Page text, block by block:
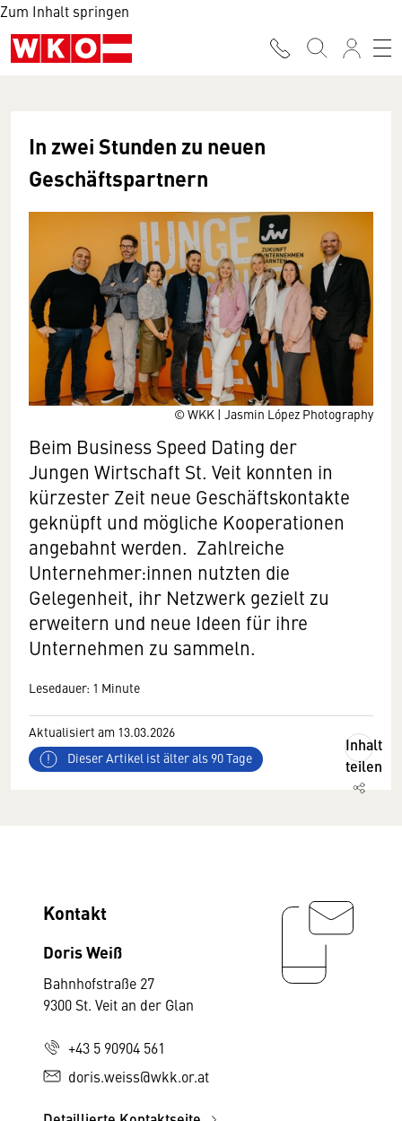
Zum Inhalt springen
© WKK | Jasmin López Photography
In zwei Stunden zu neuen
Geschäftspartnern
Beim Business Speed Dating der
Jungen Wirtschaft St. Veit konnten in
kürzester Zeit neue Geschäftskontakte
geknüpft und mögliche Kooperationen
angebahnt werden. Zahlreiche
Unternehmer:innen nutzten die
Gelegenheit, ihr Netzwerk gezielt zu
erweitern und neue Ideen für ihre
Unternehmen zu sammeln.
Lesedauer: 1 Minute
Aktualisiert am 13.03.2026
Dieser Artikel ist älter als 90 Tage
Inhalt
teilen
Kontakt
Doris Weiß
Bahnhofstraße 27
9300 St. Veit an der Glan
+43 5 90904 561
doris.weiss@wkk.or.at